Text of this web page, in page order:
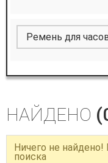
Ремень для
НАЙДЕНО
Ничего не найдено!
поиска